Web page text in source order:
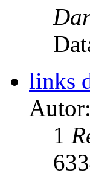
links
Autor:
1